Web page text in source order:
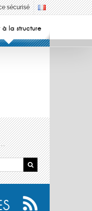
sécurisé
à la structure